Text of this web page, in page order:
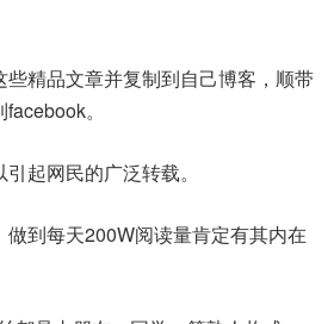
精品文章并复制到自己博客，顺带
。
起网民的广泛转载。
到每天200W阅读量肯定有其内在